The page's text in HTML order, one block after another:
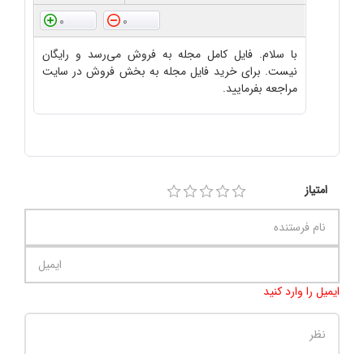
0
0
با سلام. فایل کامل مجله به فروش می‌رسد و رایگان
نیست. برای خرید فایل مجله به بخش فروش در سایت
مراجعه بفرمایید.
امتیاز
ایمیل را وارد کنید